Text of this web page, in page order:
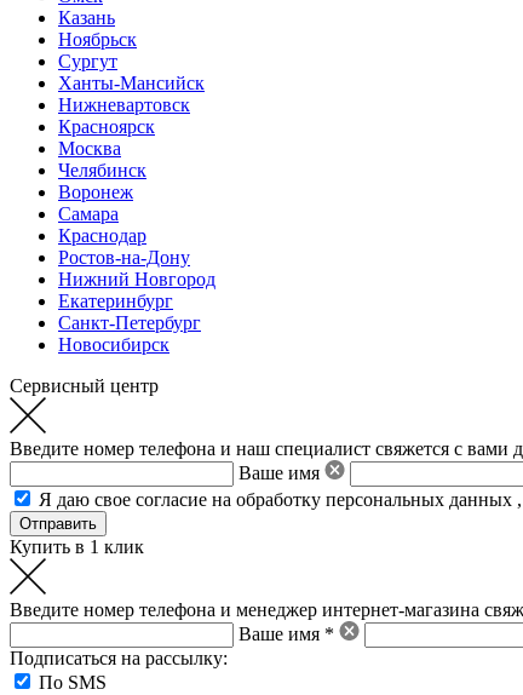
Казань
Ноябрьск
Сургут
Ханты-Мансийск
Нижневартовск
Красноярск
Москва
Челябинск
Воронеж
Самара
Краснодар
Ростов-на-Дону
Нижний Новгород
Екатеринбург
Санкт-Петербург
Новосибирск
Сервисный центр
Введите номер телефона и наш специалист свяжется с вами
Ваше имя
Я даю свое согласие на обработку персональных данных ,
Купить в 1 клик
Введите номер телефона и менеджер интернет-магазина
Ваше имя *
Подписаться на рассылку:
По SMS